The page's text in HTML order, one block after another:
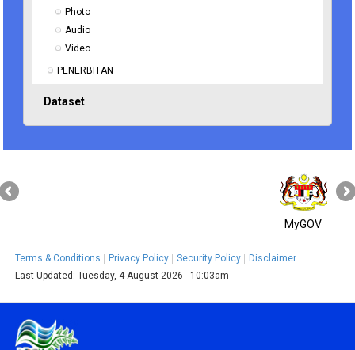
Photo
Audio
Video
PENERBITAN
Dataset
MyGOV
Terms & Conditions Privacy Policy Security Policy
Disclaimer
Last Updated:Tuesday, 4 August 2026 - 10:03am